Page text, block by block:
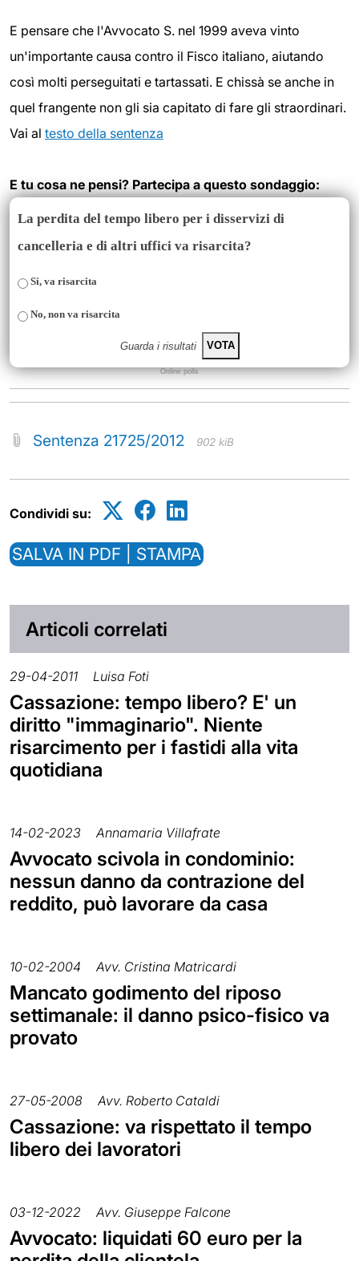
E pensare che l'Avvocato S. nel 1999 aveva vinto
un'importante causa contro il Fisco italiano, aiutando
così molti perseguitati e tartassati. E chissà se anche in
quel frangente non gli sia capitato di fare gli straordinari.
Vai al testo della sentenza
E tu cosa ne pensi? Partecipa a questo sondaggio:
La perdita del tempo libero per i disservizi di
cancelleria e di altri uffici va risarcita?
Si, va risarcita
No, non va risarcita
Guarda i risultati VOTA
Online polls
Sentenza 21725/2012 902 kiB
Condividi su:
SALVA IN PDF | STAMPA
Articoli correlati
29-04-2011 Luisa Foti
Cassazione: tempo libero? E' un
diritto "immaginario". Niente
risarcimento per i fastidi alla vita
quotidiana
14-02-2023 Annamaria Villafrate
Avvocato scivola in condominio:
nessun danno da contrazione del
reddito, può lavorare da casa
10-02-2004 Avv. Cristina Matricardi
Mancato godimento del riposo
settimanale: il danno psico-fisico va
provato
27-05-2008 Avv. Roberto Cataldi
Cassazione: va rispettato il tempo
libero dei lavoratori
03-12-2022 Avv. Giuseppe Falcone
Avvocato: liquidati 60 euro per la